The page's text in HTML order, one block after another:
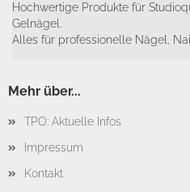
Hochwertige Produkte für
Gelnägel.
Alles für professionelle Nägel,
Mehr über...
TPO: Aktuelle Infos
Impressum
Kontakt